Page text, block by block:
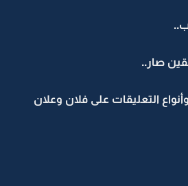
صار..
التعليقات على فلان وعلان